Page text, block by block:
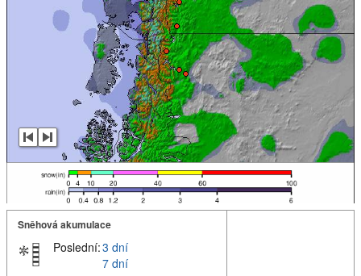
Sněhová akumulace
Poslední:3 dní
7 dní